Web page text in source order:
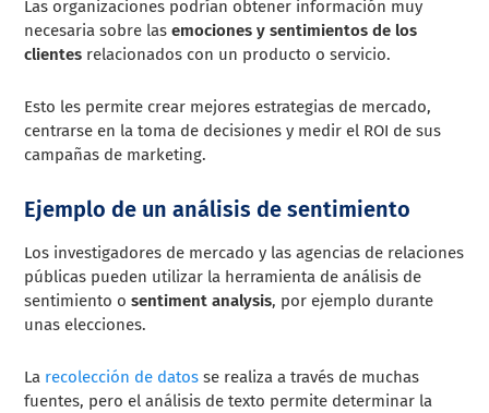
Las organizaciones podrían obtener información muy
necesaria sobre lasemociones y sentimientos de los
clientes relacionados con un producto o servicio.
Esto les permite crear mejores estrategias de mercado,
centrarse en la toma de decisiones y medir el ROI de sus
campañas de marketing.
Ejemplo de un análisis de sentimiento
Los investigadores de mercado y las agencias de relaciones
públicas pueden utilizar la herramienta de análisis de
sentimiento osentiment analysis, por ejemplo durante
unas elecciones.
La recolección de datos se realiza a través de muchas
fuentes, pero el análisis de texto permite determinar la